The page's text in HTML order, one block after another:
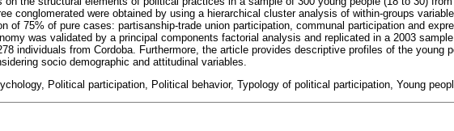
conglomerated were obtained by using a hierarchical cluster analysis of within-groups
of 75% of pure cases: partisanship-trade union participation, communal participation and
was validated by a principal components factorial analysis and replicated in a 2003
individuals from Cordoba. Furthermore, the article provides descriptive profiles of the young
socio demographic and attitudinal variables.
Political participation, Political behavior, Typology of political participation, Young